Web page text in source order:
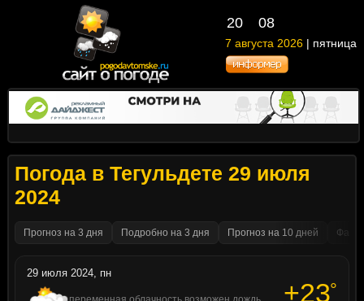
20 08
7 августа 2026 | пятница
Погода в Тегульдете 29 июля
2024
Прогноз на 3 дня Подробно на 3 дня Прогноз на 10 дней
29 июля 2024, пн
+23°